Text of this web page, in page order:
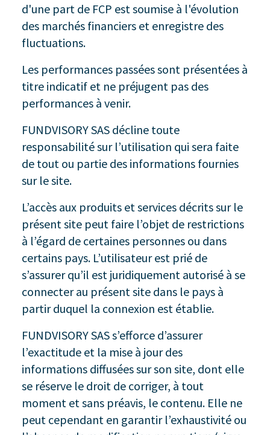
d'une part de FCP est soumise à l'évolution
des marchés financiers et enregistre des
fluctuations.
Les performances passées sont présentées à
titre indicatif et ne préjugent pas des
performances à venir.
FUNDVISORY SAS décline toute
responsabilité sur l’utilisation qui sera faite
de tout ou partie des informations fournies
sur le site.
L’accès aux produits et services décrits sur le
présent site peut faire l’objet de restrictions
à l’égard de certaines personnes ou dans
certains pays. L’utilisateur est prié de
s’assurer qu’il est juridiquement autorisé à se
connecter au présent site dans le pays à
partir duquel la connexion est établie.
FUNDVISORY SAS s’efforce d’assurer
l’exactitude et la mise à jour des
informations diffusées sur son site, dont elle
se réserve le droit de corriger, à tout
moment et sans préavis, le contenu. Elle ne
peut cependant en garantir l’exhaustivité ou